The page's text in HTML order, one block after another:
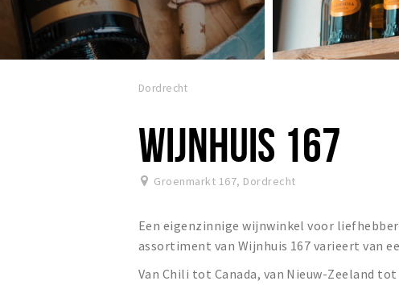
Dordrecht
WIJNHUIS 167
Groenmarkt 167, Dordrecht
Een eigenzinnige wijnwinkel voor
assortiment van Wijnhuis 167 varieert van
Van Chili tot Canada, van Nieuw-Zeeland